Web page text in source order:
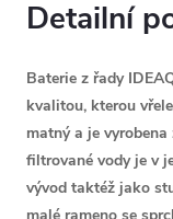
Detailní
Baterie z řady
kvalitou, kterou
matný a je
filtrované vody je v
vývod taktéž jako